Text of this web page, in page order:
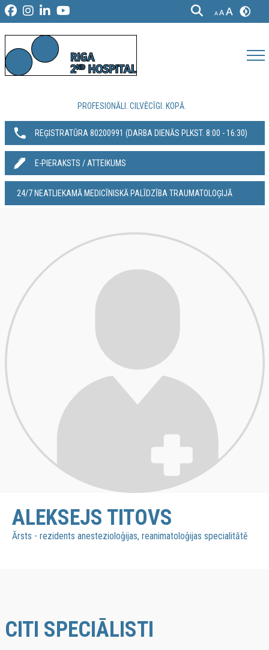
PROFESIONĀLI. CILVĒCĪGI. KOPĀ.
REĢISTRATŪRA 80200991‬ (DARBA DIENĀS PLKST. 8:00 - 16:30)
E-PIERAKSTS / ATTEIKUMS
24/7 NEATLIEKAMĀ MEDICĪNISKĀ PALĪDZĪBA TRAUMATOLOĢIJĀ
ALEKSEJS TITOVS
Ārsts - rezidents anestezioloģijas, reanimatoloģijas specialitātē
CITI SPECIĀLISTI